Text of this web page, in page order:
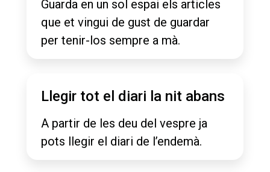
Guarda en un sol espai els articles
que et vingui de gust de guardar
per tenir-los sempre a mà.
Llegir tot el diari la nit abans
A partir de les deu del vespre ja
pots llegir el diari de l’endemà.